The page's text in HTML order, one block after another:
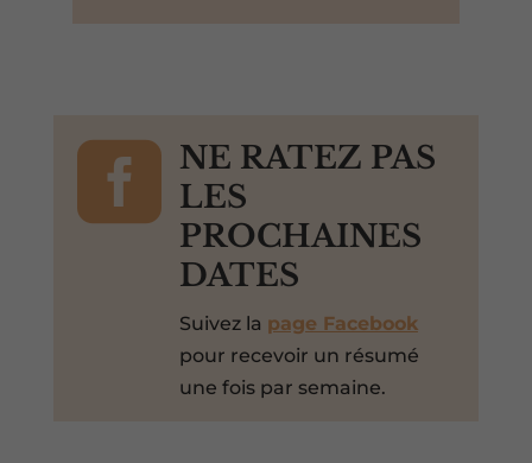

NE RATEZ PAS
LES
PROCHAINES
DATES
Suivez la page Facebook
pour recevoir un résumé
une fois par semaine.